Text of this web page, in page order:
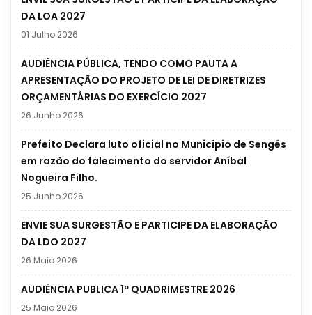
DA LOA 2027
01 Julho 2026
AUDIÊNCIA PÚBLICA, TENDO COMO PAUTA A
APRESENTAÇÃO DO PROJETO DE LEI DE DIRETRIZES
ORÇAMENTÁRIAS DO EXERCÍCIO 2027
26 Junho 2026
Prefeito Declara luto oficial no Município de Sengés
em razão do falecimento do servidor Aníbal
Nogueira Filho.
25 Junho 2026
ENVIE SUA SURGESTÃO E PARTICIPE DA ELABORAÇÃO
DA LDO 2027
26 Maio 2026
AUDIÊNCIA PUBLICA 1º QUADRIMESTRE 2026
25 Maio 2026